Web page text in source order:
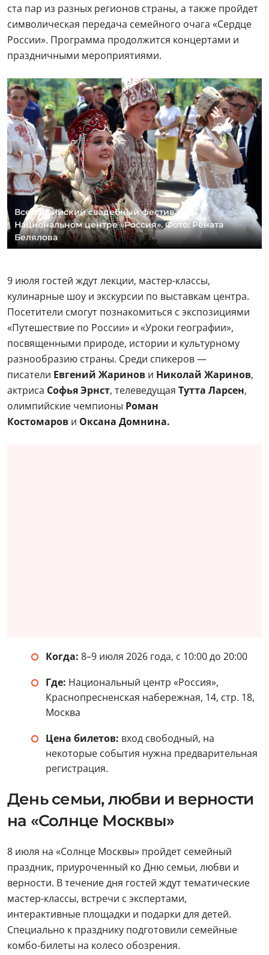
ста пар из разных регионов страны, а также пройдет
символическая передача семейного очага «Сердце
России». Программа продолжится концертами и
праздничными мероприятиями.
Всероссийский свадебный фестиваль в
Национальном центре «Россия». Фото: Рената
Белялова
9 июля гостей ждут лекции, мастер-классы,
кулинарные шоу и экскурсии по выставкам центра.
Посетители смогут познакомиться с экспозициями
«Путешествие по России» и «Уроки географии»,
посвященными природе, истории и культурному
разнообразию страны. Среди спикеров —
писатели Евгений Жаринов и Николай Жаринов,
актриса Софья Эрнст, телеведущая Тутта Ларсен,
олимпийские чемпионы Роман
Костомаров и Оксана Домнина.
Когда: 8–9 июля 2026 года, с 10:00 до 20:00
Где: Национальный центр «Россия»,
Краснопресненская набережная, 14, стр. 18,
Москва
Цена билетов: вход свободный, на
некоторые события нужна предварительная
регистрация.
День семьи, любви и верности
на «Солнце Москвы»
8 июля на «Солнце Москвы» пройдет семейный
праздник, приуроченный ко Дню семьи, любви и
верности. В течение дня гостей ждут тематические
мастер-классы, встречи с экспертами,
интерактивные площадки и подарки для детей.
Специально к празднику подготовили семейные
комбо-билеты на колесо обозрения.